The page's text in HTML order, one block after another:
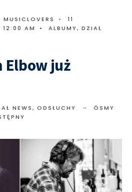
MUSICLOVERS •
11
12:00 AM • ALBUMY, DZIAŁ
Elbow już
NEWS, ODSŁUCHY
ÓSMY